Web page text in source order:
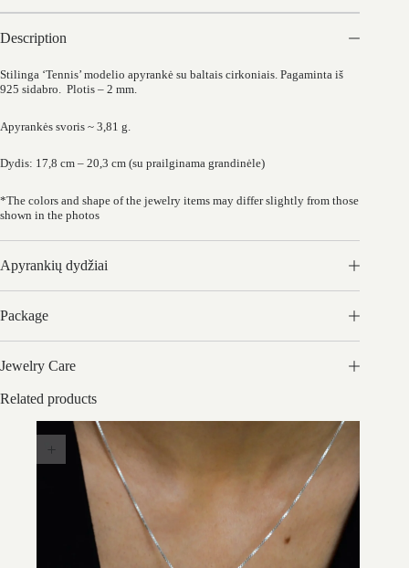
Description
Stilinga ‘Tennis’ modelio apyrankė su baltais cirkoniais. Pagaminta iš
925 sidabro. Plotis – 2 mm.
Apyrankės svoris ~ 3,81 g.
Dydis: 17,8 cm – 20,3 cm (su prailginama grandinėle)
*The colors and shape of the jewelry items may differ slightly from those
shown in the photos
Apyrankių dydžiai
Package
Jewelry Care
Related products